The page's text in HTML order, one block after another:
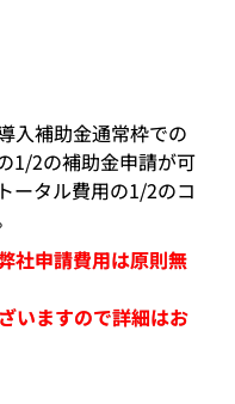
入補助金通常枠での
1/2の補助金申請が可
ータル費用の1/2のコ
社申請費用は原則無
いますので詳細はお